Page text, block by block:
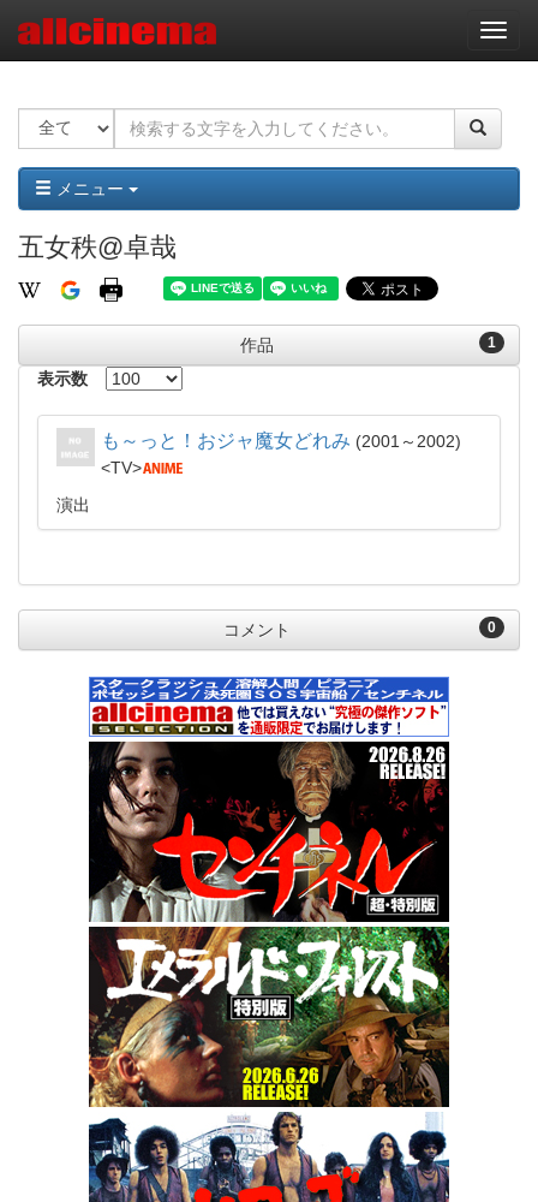
ナ
ビ
ー
ョ
ン
メニュー
五女秩@卓哉
1
作品
表示数
も～っと！おジャ魔女どれみ
2001～2002
TV
演出
0
コメント